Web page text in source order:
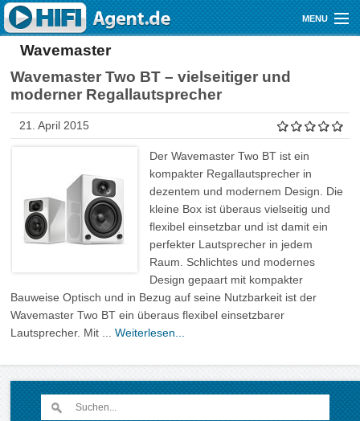
Direkt zum Inhalt
MENU
Gutscheine
Video
Wavemaster
Wavemaster Two BT – vielseitiger und
moderner Regallautsprecher
21. April 2015
Der Wavemaster Two BT ist ein
kompakter Regallautsprecher in
dezentem und modernem Design. Die
kleine Box ist überaus vielseitig und
flexibel einsetzbar und ist damit ein
perfekter Lautsprecher in jedem
Raum. Schlichtes und modernes
Design gepaart mit kompakter
Bauweise Optisch und in Bezug auf seine Nutzbarkeit ist der
Wavemaster Two BT ein überaus flexibel einsetzbarer
Lautsprecher. Mit ...Weiterlesen...